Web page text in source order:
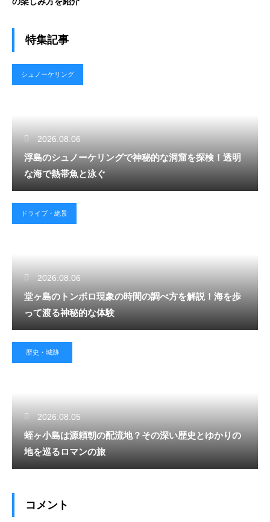
特集記事
シュノーケリング
2026.08.06
浮島のシュノーケリングで神秘的な洞窟を探検！透明
な海で熱帯魚と泳ぐ
ドライブ・絶景
2026.08.06
堂ヶ島のトンボロ現象の時間の調べ方を解説！海を歩
って渡る神秘的な体験
歴史・城跡
2026.08.05
蛭ヶ小島は源頼朝の配流地？その深い歴史とゆかりの
地を巡るロマンの旅
コメント